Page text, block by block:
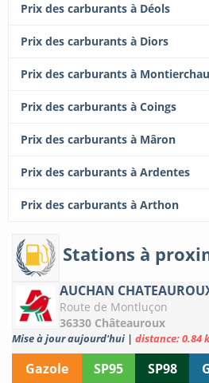
Prix des carburants à Déols
Prix des carburants à Diors
Prix des carburants à
Prix des carburants à Coings
Prix des carburants à Mâron
Prix des carburants à Ardentes
Prix des carburants à Arthon
Stations à
AUCHAN
Route de Montluçon
36330 Châteauroux
Mise à jour aujourd'hui | distance: 0.84
Gazole SP95 SP98